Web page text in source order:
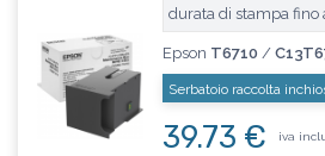
durata di stampa fino
Epson T6710 /
Serbatoio raccolta
39.73 € iva